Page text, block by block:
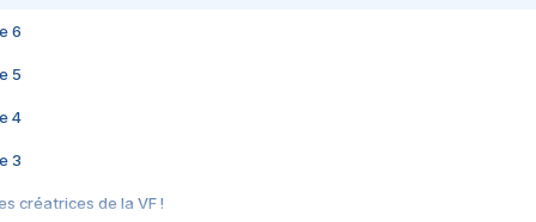
6
5
4
3
créatrices de la VF !